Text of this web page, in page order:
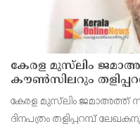
കേരള മുസ്‌ലിം
കൗൺസിലറും
പ്രവർത്തകനുമായ
നിര്യാതനായി
കേരള മുസ്‌ലിം ജമാഅത്ത്
ദിനപത്രം തളിപ്പറമ്പ്